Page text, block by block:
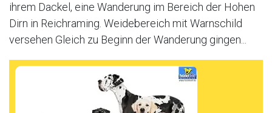
ihrem Dackel, eine Wanderung im Bereich der Hohen
Dirn in Reichraming. Weidebereich mit Warnschild
versehen Gleich zu Beginn der Wanderung gingen...